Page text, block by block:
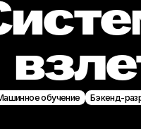
обучение Бэкенд-